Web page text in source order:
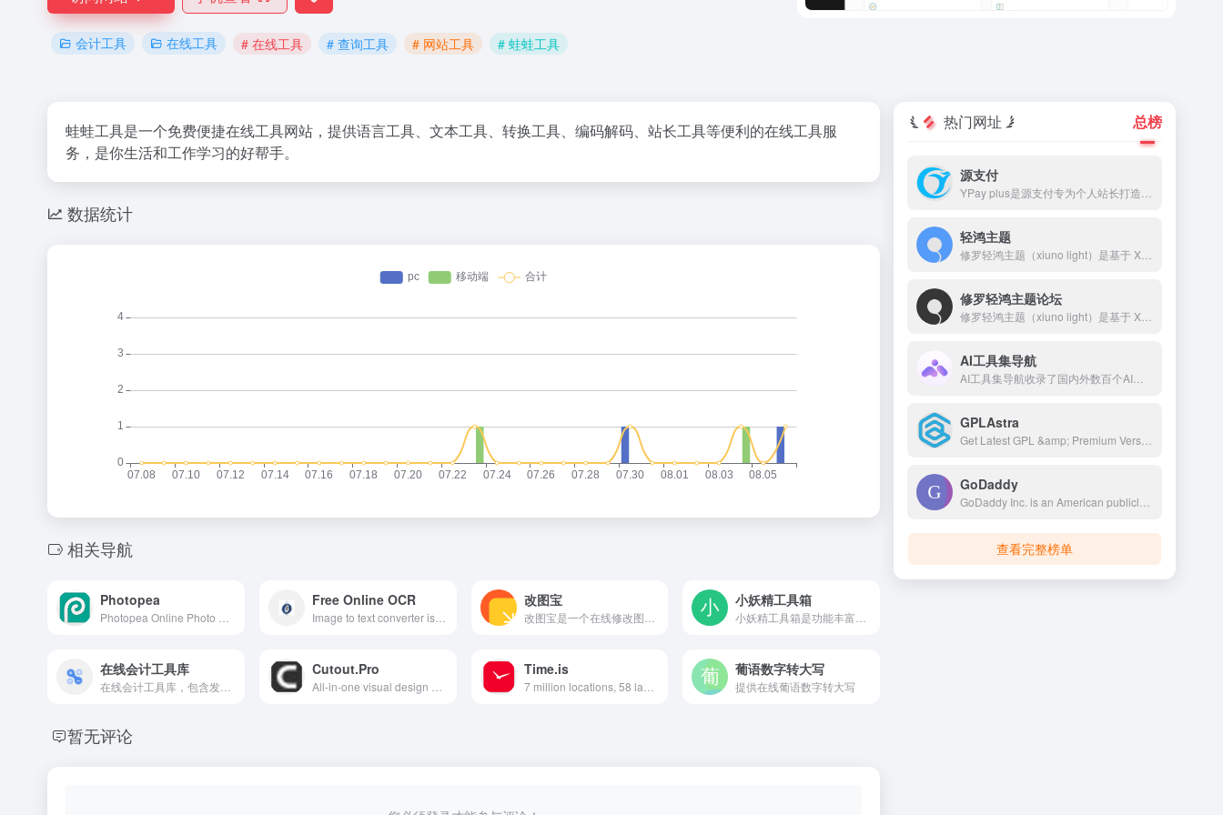
会计工具 在线工具 # 在线工具 # 查询工具 # 网站工具 # 蛙蛙工具
蛙蛙工具是一个免费便捷在线工具网站，提供语言工具、文本工具、转换工具、编码解码、站长工具等便利的在线工具服
务，是你生活和工作学习的好帮手。
数据统计
相关导航
Photopea Free Online OCR
Image to text converter is a free OCR tool that allows you to convert Picture to text, convert PDF to Doc file and extract text from PDF files（该网站可实现图片转文字，包括图片转excel、图片转word、图片转txt）
改图宝 小妖精工具箱
在线会计工具库 Cutout.Pro Time.is 葡语数字转大写
提供在线葡语数字转大写
暂无评论
热门网址 总榜
源支付
轻鸿主题
修罗轻鸿主题论坛
AI工具集导航
GPLAstra
GoDaddy
查看完整榜单